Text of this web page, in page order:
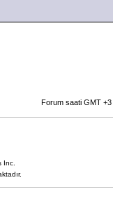
Forum saati GMT
Inc.